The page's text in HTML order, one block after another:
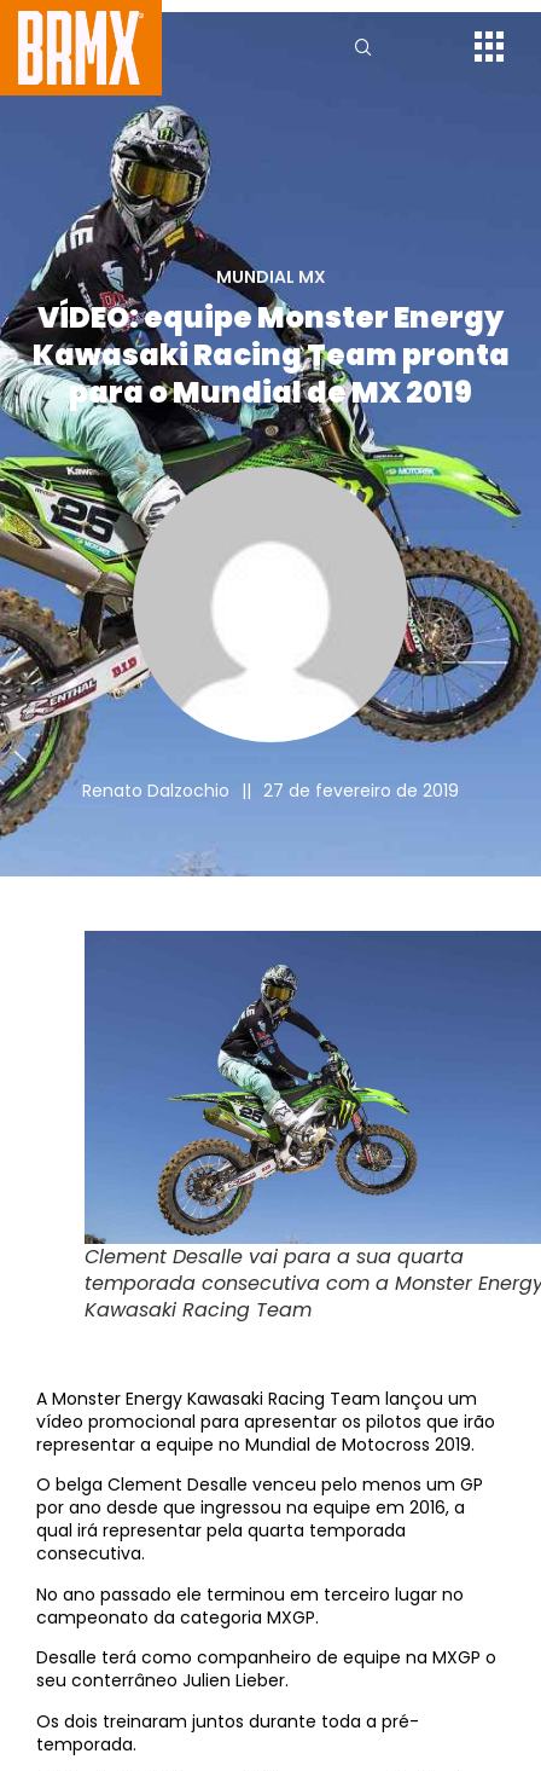
MUNDIAL MX
VÍDEO: equipe Monster Energy
Kawasaki Racing Team pronta
para o Mundial de MX 2019
Renato Dalzochio || 27 de fevereiro de 2019
Clement Desalle vai para a sua quarta
temporada consecutiva com a Monster
Kawasaki Racing Team
A Monster Energy Kawasaki Racing Team lançou um
vídeo promocional para apresentar os pilotos que irão
representar a equipe no Mundial de Motocross 2019.
O belga Clement Desalle venceu pelo menos um GP
por ano desde que ingressou na equipe em 2016, a
qual irá representar pela quarta temporada
consecutiva.
No ano passado ele terminou em terceiro lugar no
campeonato da categoria MXGP.
Desalle terá como companheiro de equipe na MXGP o
seu conterrâneo Julien Lieber.
Os dois treinaram juntos durante toda a pré-
temporada.